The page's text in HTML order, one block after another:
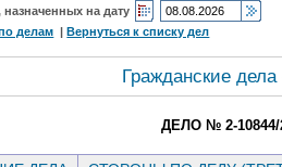
на дату
делам |Вернуться к списку дел
Гражданские
ДЕЛО № 2-10844/